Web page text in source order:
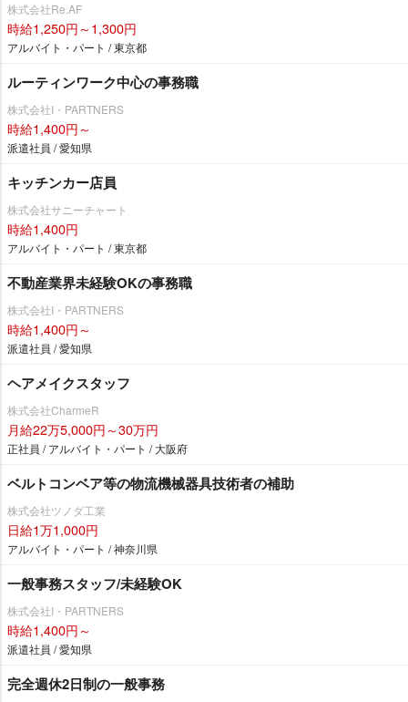
株式会社Re.AF
時給1,250円～1,300円
アルバイト・パート / 東京都
ルーティンワーク中心の事務職
株式会社I・PARTNERS
時給1,400円～
派遣社員 / 愛知県
キッチンカー店員
株式会社サニーチャート
時給1,400円
アルバイト・パート / 東京都
不動産業界未経験OKの事務職
株式会社I・PARTNERS
時給1,400円～
派遣社員 / 愛知県
ヘアメイクスタッフ
株式会社CharmeR
月給22万5,000円～30万円
正社員 / アルバイト・パート / 大阪府
ベルトコンベア等の物流機械器具技術者の補助
株式会社ツノダ工業
日給1万1,000円
アルバイト・パート / 神奈川県
一般事務スタッフ/未経験OK
株式会社I・PARTNERS
時給1,400円～
派遣社員 / 愛知県
完全週休2日制の一般事務